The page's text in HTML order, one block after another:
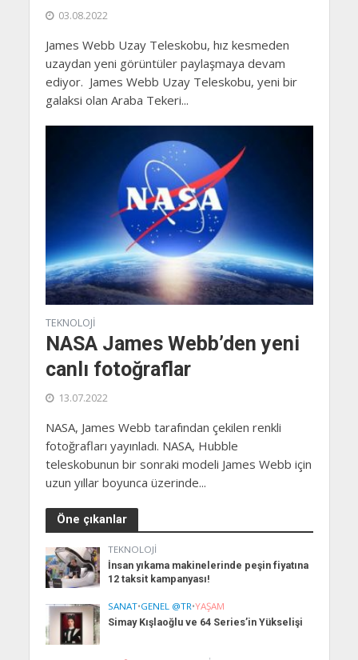
03.08.2022
James Webb Uzay Teleskobu, hız kesmeden
uzaydan yeni görüntüler paylaşmaya devam
ediyor. James Webb Uzay Teleskobu, yeni bir
galaksi olan Araba Tekeri...
TEKNOLOJI
NASA James Webb’den yeni
canlı fotoğraflar
13.07.2022
NASA, James Webb tarafından çekilen renkli
fotoğrafları yayınladı. NASA, Hubble
teleskobunun bir sonraki modeli James Webb için
uzun yıllar boyunca üzerinde...
Öne çıkanlar
TEKNOLOJI
İnsan yıkama makinelerinde peşin fiyatına
12 taksit kampanyası!
SANAT•GENEL @TR•YAŞAM
Simay Kışlaoğlu ve 64 Series’in Yükselişi